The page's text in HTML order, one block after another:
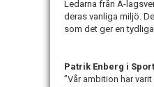
Ledarna från A-
deras vanliga miljö.
som det ger en
Patrik Enberg i
”Vår ambition har